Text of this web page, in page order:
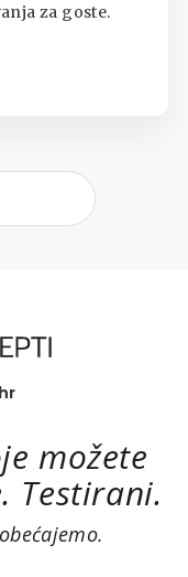
za goste.
možete
Testirani.